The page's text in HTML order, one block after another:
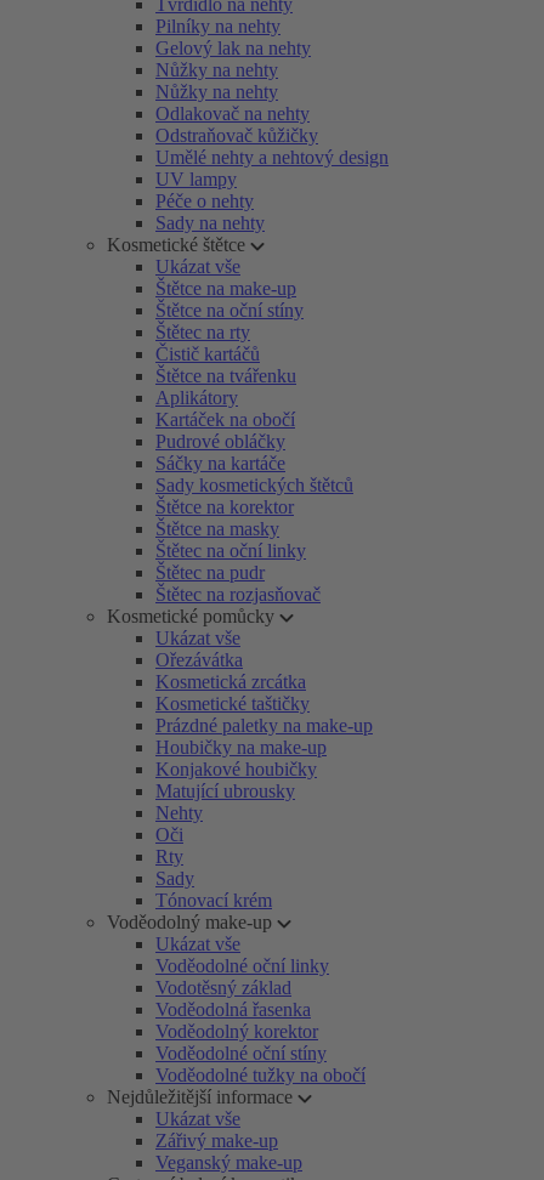
Tvrdidlo na nehty
Pilníky na nehty
Gelový lak na nehty
Nůžky na nehty
Nůžky na nehty
Odlakovač na nehty
Odstraňovač kůžičky
Umělé nehty a nehtový design
UV lampy
Péče o nehty
Sady na nehty
Kosmetické štětce
Ukázat vše
Štětce na make-up
Štětce na oční stíny
Štětec na rty
Čistič kartáčů
Štětce na tvářenku
Aplikátory
Kartáček na obočí
Pudrové obláčky
Sáčky na kartáče
Sady kosmetických štětců
Štětce na korektor
Štětce na masky
Štětec na oční linky
Štětec na pudr
Štětec na rozjasňovač
Kosmetické pomůcky
Ukázat vše
Ořezávátka
Kosmetická zrcátka
Kosmetické taštičky
Prázdné paletky na make-up
Houbičky na make-up
Konjakové houbičky
Matující ubrousky
Nehty
Oči
Rty
Sady
Tónovací krém
Voděodolný make-up
Ukázat vše
Voděodolné oční linky
Vodotěsný základ
Voděodolná řasenka
Voděodolný korektor
Voděodolné oční stíny
Voděodolné tužky na obočí
Nejdůležitější informace
Ukázat vše
Zářivý make-up
Veganský make-up